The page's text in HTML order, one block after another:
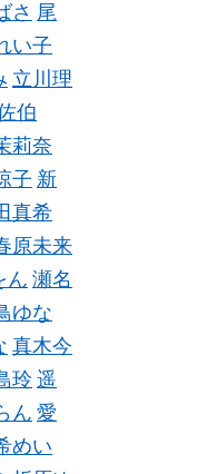
さ 尾
い子
立川理
伯
莉奈
子 新
真希
原未来
ん 瀬名
ゆな
真木今
玲 遥
ん 愛
めい